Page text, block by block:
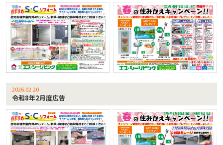
2026.02.20
令和8年2月度広告